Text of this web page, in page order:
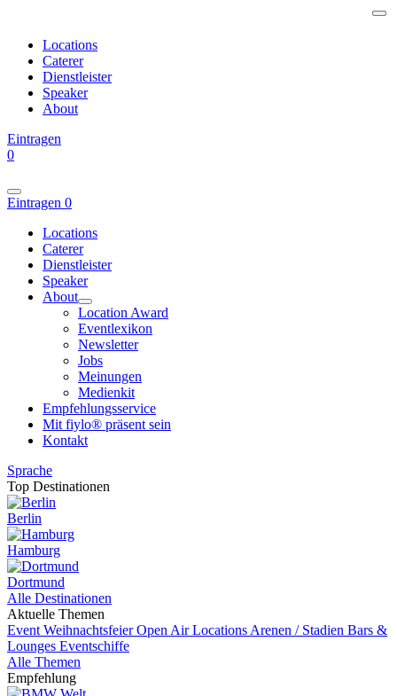
Locations
Caterer
Dienstleister
Speaker
About
Eintragen
0
Eintragen 0
Locations
Caterer
Dienstleister
Speaker
About
Location Award
Eventlexikon
Newsletter
Jobs
Meinungen
Medienkit
Empfehlungsservice
Mit fiylo® präsent sein
Kontakt
Sprache
Top Destinationen
Berlin
Hamburg
Dortmund
Alle Destinationen
Aktuelle Themen
Event WeihnachtsfeierOpen Air Locations Arenen / Stadien Bars &
Lounges Eventschiffe
Alle Themen
Empfehlung